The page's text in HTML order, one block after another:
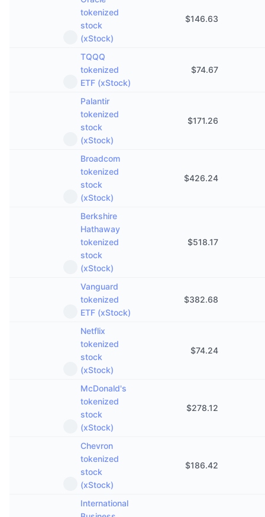
tokenized
stock
(xStock)
$146.63
TQQQ
tokenized
ETF (xStock)
$74.67
Palantir
tokenized
stock
(xStock)
$171.26
Broadcom
tokenized
stock
(xStock)
$426.24
Berkshire
Hathaway
tokenized
stock
(xStock)
$518.17
Vanguard
tokenized
ETF (xStock)
$382.68
Netflix
tokenized
stock
(xStock)
$74.24
McDonald's
tokenized
stock
(xStock)
$278.12
Chevron
tokenized
stock
(xStock)
$186.42
International